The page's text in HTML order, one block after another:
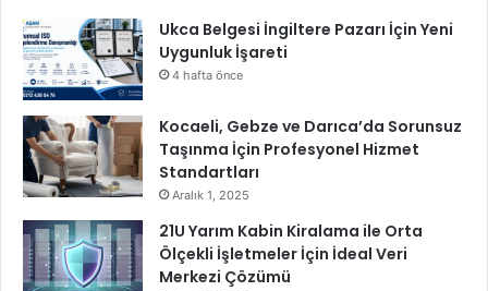
e
m
e
s
e
e
d
e
y
Ukca Belgesi İngiltere Pazarı İçin Yeni
Uygunluk İşareti
4 hafta önce
Kocaeli, Gebze ve Darıca’da Sorunsuz
Taşınma İçin Profesyonel Hizmet
Standartları
Aralık 1, 2025
21U Yarım Kabin Kiralama ile Orta
Ölçekli İşletmeler İçin İdeal Veri
Merkezi Çözümü